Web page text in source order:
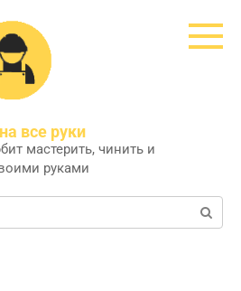
все руки
мастерить, чинить и
руками